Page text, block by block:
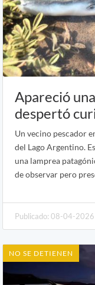
Apareció
despertó
Un vecino pescador
del Lago Argentino.
una lamprea
de observar pero
Publicado: 08-04-
NO SE DETIENEN